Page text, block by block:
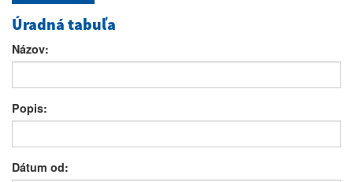
Úradná tabuľa
Názov:
Popis:
Dátum od: